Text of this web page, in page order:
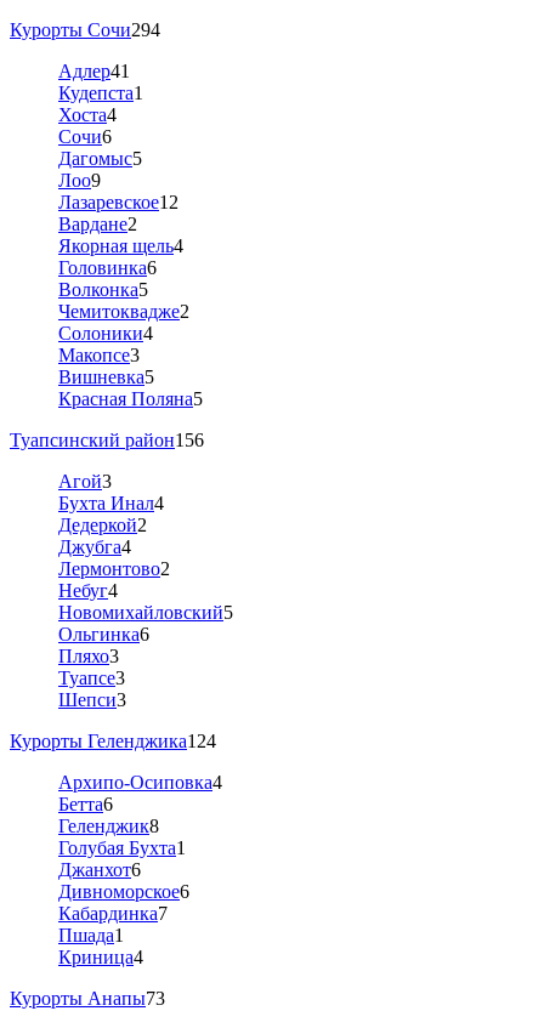
Курорты Сочи294
Адлер41
Кудепста1
Хоста4
Сочи6
Дагомыс5
Лоо9
Лазаревское12
Вардане2
Якорная щель4
Головинка6
Волконка5
Чемитоквадже2
Солоники4
Макопсе3
Вишневка5
Красная Поляна5
Туапсинский район156
Агой3
Бухта Инал4
Дедеркой2
Джубга4
Лермонтово2
Небуг4
Новомихайловский5
Ольгинка6
Пляхо3
Туапсе3
Шепси3
Курорты Геленджика124
Архипо-Осиповка4
Бетта6
Геленджик8
Голубая Бухта1
Джанхот6
Дивноморское6
Кабардинка7
Пшада1
Криница4
Курорты Анапы73